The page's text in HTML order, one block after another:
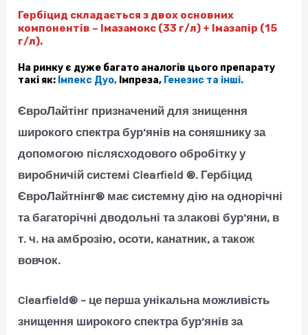
Гербіцид складається з двох основних
компонентів – Імазамокс (33 г/л) + Імазапір (15
г/л).
На ринку є дуже багато аналогів цього препарату
такі як: Імпекс Дуо, Імпреза, Генезис та інші.
ЄвроЛайтінг призначений для знищення
широкого спектра бур’янів на соняшнику за
допомогою післясходового обробітку у
виробничій системі Clearfield ®. Гербіцид
ЄвроЛайтнінг® має системну дію на однорічні
та багаторічні дводольні та злакові бур’яни, в
т. ч. на амброзію, осоти, канатник, а також
вовчок.
Clearfield® – це перша унікальна можливість
знищення широкого спектра бур’янів за